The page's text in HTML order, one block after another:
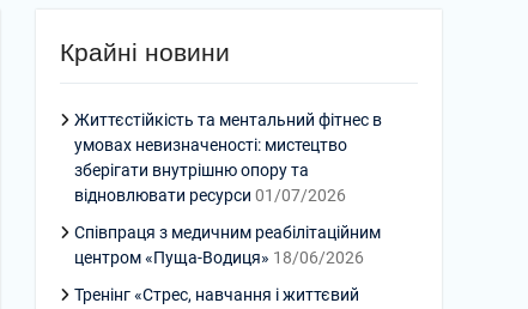
Крайні новини
Життєстійкість та ментальний фітнес в
умовах невизначеності: мистецтво
зберігати внутрішню опору та
відновлювати ресурси 01/07/2026
Співпраця з медичним реабілітаційним
центром «Пуща-Водиця» 18/06/2026
Тренінг «Стрес, навчання і життєвий